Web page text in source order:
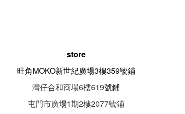
store
旺角MOKO新世紀廣場3樓359號鋪
灣仔合和商場6樓619號鋪
屯門市廣場1期2樓2077號鋪